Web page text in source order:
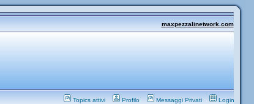
maxpezzalinetwork.com
Topics attivi Profilo Messaggi Privati Login